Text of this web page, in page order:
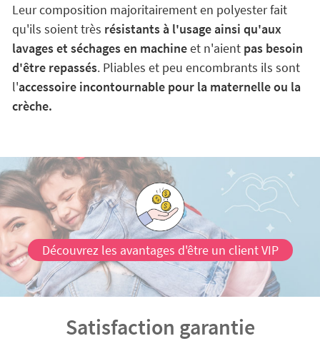
Leur composition majoritairement en polyester fait
qu'ils soient très résistants à l'usage ainsi qu'aux
lavages et séchages en machineet n'aientpas besoin
d'être repassés. Pliables et peu encombrants ils sont
l'accessoire incontournable pour la maternelle ou la
crèche.
Découvrez les avantages d'être un client VIP
Satisfaction garantie